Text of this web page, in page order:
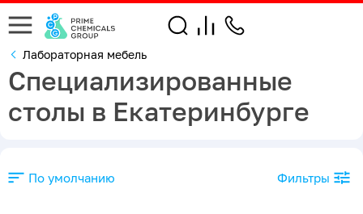
Лабораторная мебель
Специализированные
столы в Екатеринбурге
По умолчанию Фильтры